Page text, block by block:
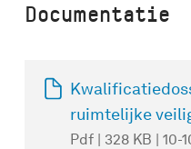
Documentatie
ruimtelijke
Pdf | 328 KB | 10-